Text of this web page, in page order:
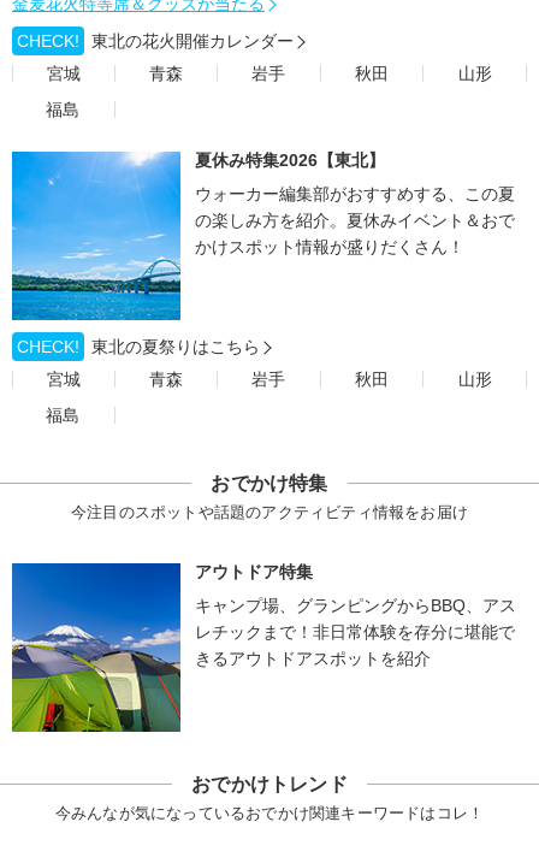
CHECK!
東北の花火開催カレンダー
宮城
青森 岩手 秋田
山形
福島
夏休み特集2026【東北】
ウォーカー編集部がおすすめする、この夏
の楽しみ方を紹介。夏休みイベント＆おで
かけスポット情報が盛りだくさん！
CHECK!
東北の夏祭りはこちら
宮城
青森 岩手 秋田
山形
福島
おでかけ特集
今注目のスポットや話題のアクティビティ情報をお届け
アウトドア特集
キャンプ場、グランピングからBBQ、アス
レチックまで！非日常体験を存分に堪能で
きるアウトドアスポットを紹介
おでかけトレンド
今みんなが気になっているおでかけ関連キーワードはコレ！